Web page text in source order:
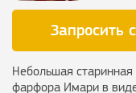
Запросить
Небольшая старинная
фарфора Имари в